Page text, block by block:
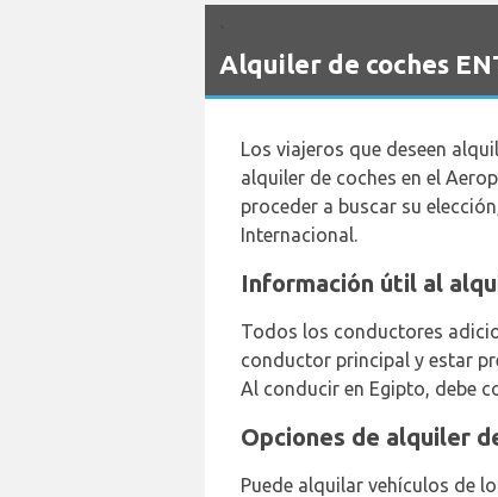
Alquiler de coches
Los viajeros que deseen
alquiler de coches en el
proceder a buscar su
Internacional.
Información útil al
Todos los conductores
conductor principal y estar
Al conducir en Egipto, debe
Opciones de alquiler
Puede alquilar vehículos de